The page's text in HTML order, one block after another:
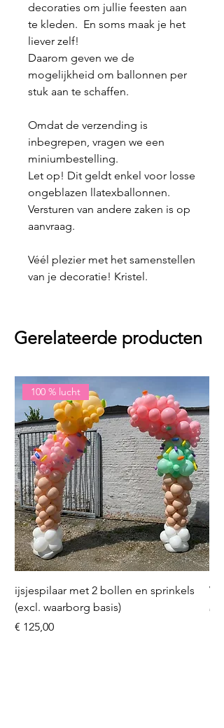
decoraties om jullie feesten aan
te kleden. En soms maak je het
liever zelf!
Daarom geven we de
mogelijkheid om ballonnen per
stuk aan te schaffen.
Omdat de verzending is
inbegrepen, vragen we een
miniumbestelling.
Let op! Dit geldt enkel voor losse
ongeblazen llatexballonnen.
Versturen van andere zaken is op
aanvraag.
Véél plezier met het samenstellen
van je decoratie! Kristel.
Gerelateerde producten
100 % lucht
ijsjespilaar met 2 bollen en sprinkels
(excl. waarborg basis)
Prijs
€ 125,00
Prijs
€